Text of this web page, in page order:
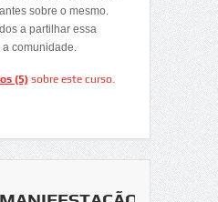
sobre o mesmo.
a partilhar essa
comunidade.
(5)sobre este curso.